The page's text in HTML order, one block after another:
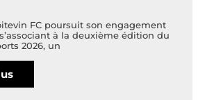
FC poursuit son engagement
à la deuxième édition du
2026, un